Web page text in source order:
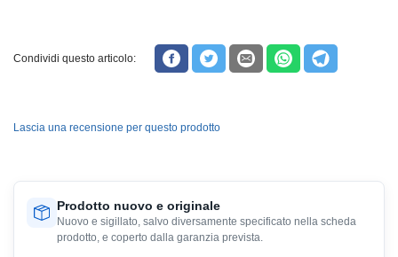
Condividi questo articolo:
Lascia una recensione per questo prodotto
Prodotto nuovo e originale
Nuovo e sigillato, salvo diversamente specificato nella scheda
prodotto, e coperto dalla garanzia prevista.